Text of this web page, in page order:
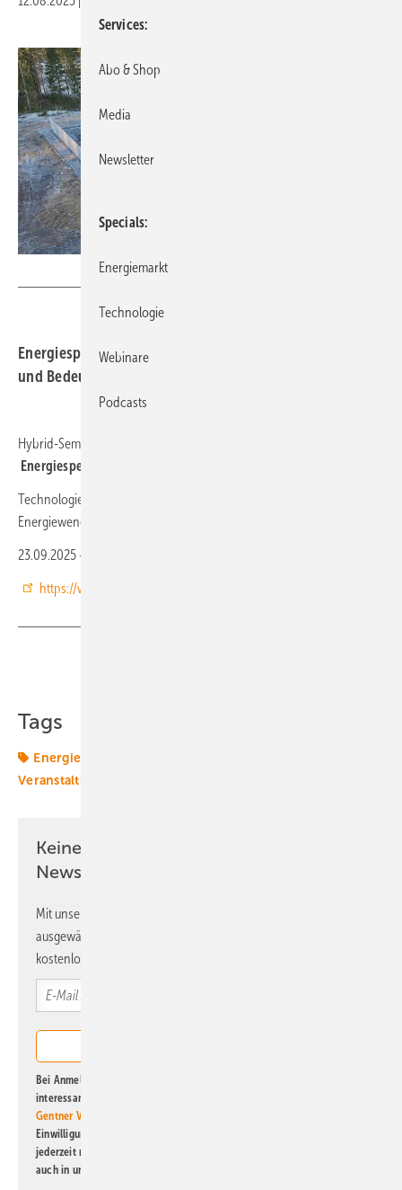
Energiespeicher – Technologien, Anwendungen, Märkte
und Bedeutung für die Energiewende
Hybrid-Seminar
Energiespeicher
Technologien, Anwendungen, Märkte und Bedeutung für die
Energiewende
23.09.2025 – 24.09.2025, Essen
https://www.hdt.de/energiespeicher-h010065426
Tags
Energiespeicher
Veranstaltungen
Keine Zeit? Kein Problem mit dem ERE
Newsletter!
Mit unserem Newsletter erhalten Sie regelmäßig von uns
ausgewählte Informationen und Neuigkeiten, gebündelt und
kostenlos direkt ins Postfach.
Bei Anmeldung zu diesem Newsletter bin ich damit einverstanden, über
interessante Verlags- und Online-Angebote
Gentner Verlag GmbH & Co. KG
Einwilligung kann ich jederzeit widerrufen und eine Abmeldung ist
jederzeit möglich. Informationen zum Umgang mit Daten finden Sie
auch in unserer
Services
Abo & Shop
Media
Newsletter
Specials
Energiemarkt
Technologie
Webinare
Podcasts